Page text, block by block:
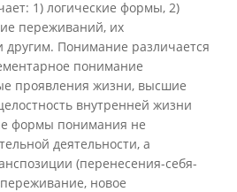
1) логические формы, 2)
переживаний, их
другим. Понимание различается
понимание
проявления жизни, высшие
внутренней жизни
формы понимания не
деятельности, а
(перенесения-себя-
новое